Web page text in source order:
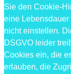
Sie den Cookie-
eine
nicht einstellen.
DSGVO leider
Cookies ein, die
erlauben, die